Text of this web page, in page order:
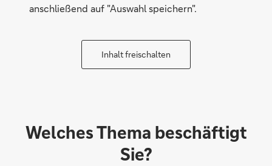
anschließend auf "Auswahl speichern".
Inhalt freischalten
Welches Thema beschäftigt
Sie?